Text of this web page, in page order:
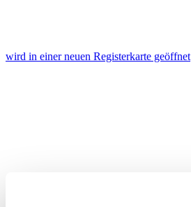
wird in einer neuen Registerkarte geöffnet